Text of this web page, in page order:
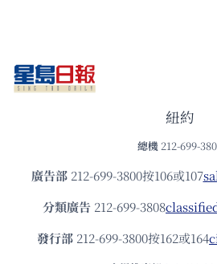
紐約
總機 212-699-
廣告部212-699-3800按106或107
分類廣告 212-699-3808
發⾏部 212-699-3800按162或164